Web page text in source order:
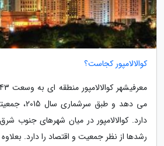
کوالالامپور کجاست؟
دارد. کوالالامپور در میان شهرهای جنوب
رشدها از نظر جمعیت و اقتصاد را دارد.